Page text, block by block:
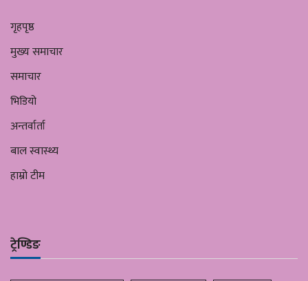
गृहपृष्ठ
मुख्य समाचार
समाचार
भिडियो
अन्तर्वार्ता
बाल स्वास्थ्य
हाम्रो टीम
ट्रेण्डिङ